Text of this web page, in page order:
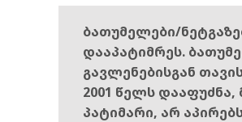
ბათუმელები/
დააპატიმრეს.
გავლენებისგან
2001 წელს დააფუძნა,
პატიმარი, არ